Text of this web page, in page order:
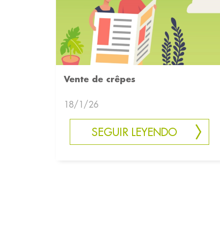
Vente de crêpes
18/1/26
SEGUIR LEYENDO